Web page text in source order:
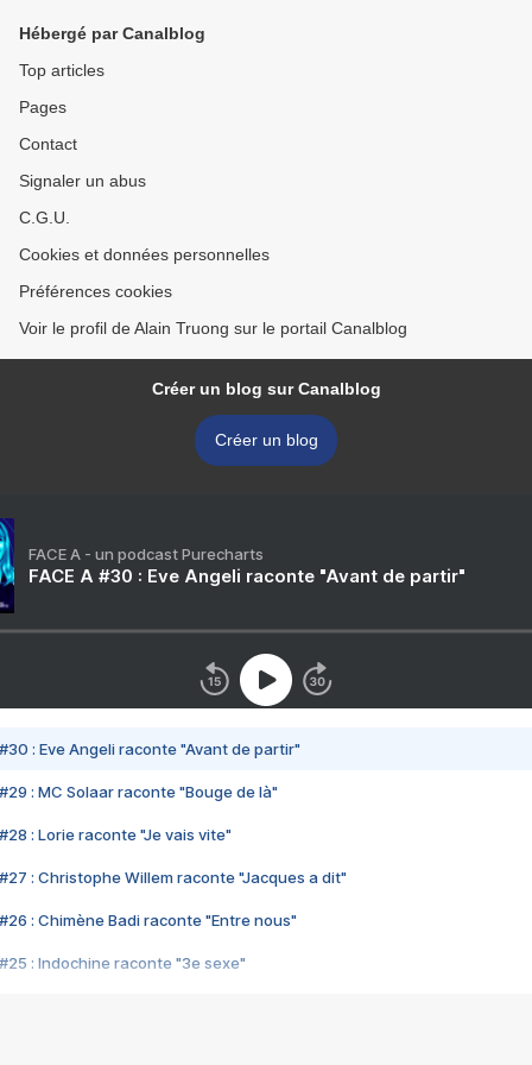
Hébergé par Canalblog
Top articles
Pages
Contact
Signaler un abus
C.G.U.
Cookies et données personnelles
Préférences cookies
Voir le profil de Alain Truong sur le portail Canalblog
Créer un blog sur Canalblog
Créer un blog
FACE A - un podcast Purecharts
FACE A #30 : Eve Angeli raconte "Avant de partir"
#30 : Eve Angeli raconte "Avant de partir"
#29 : MC Solaar raconte "Bouge de là"
#28 : Lorie raconte "Je vais vite"
#27 : Christophe Willem raconte "Jacques a dit"
#26 : Chimène Badi raconte "Entre nous"
#25 : Indochine raconte "3e sexe"